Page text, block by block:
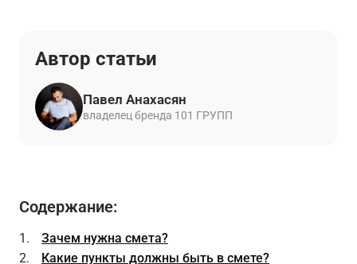
Автор статьи
Павел Анахасян
владелец бренда 101 ГРУПП
Содержание:
Зачем нужна смета?
Какие пункты должны быть в смете?